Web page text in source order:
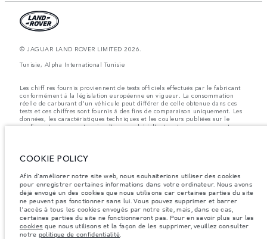
© JAGUAR LAND ROVER LIMITED 2026.
Tunisie, Alpha International Tunisie
Les chiff res fournis proviennent de tests officiels effectués par le fabricant
conformément å la législation européenne en vigueur. La consommation
réelle de carburant d'un véhicule peut différer de celle obtenue dans ces
tests et ces chiffres sont fournis å des fins de comparaison uniquement. Les
données, les caractéristiques techniques et les couleurs publiées sur le
configurateur peuvent varier d'un marché à l'autre et ne comprennent pas
Les poids indiqués correspondent à des spécifications de véhicule standard.
affecteront la charge utile. Assurez-vous que le poids total en charge du
véhicule, les charges maximales par essieu et la charge utile ne sont pas
dépassés lorsque vous chargez des accessoires, des occupants, des liquides
et des carburants.
Remarque importante sur les images et les spécifications. La pénurie
mondiale de semi-conducteurs affecte actuellement les spécifications de
construction des véhicules, la disponibilité des options et les délais de
construction. Cette situation s’avère très fluctuante, et par conséquent, les
COOKIE POLICY
Afin d'améliorer notre site web, nous souhaiterions utiliser des cookies
pour enregistrer certaines informations dans votre ordinateur. Nous avons
déjà envoyé un des cookies que nous utilisons car certaines parties du site
ne peuvent pas fonctionner sans lui. Vous pouvez supprimer et barrer
l'accès à tous les cookies envoyés par notre site, mais, dans ce cas,
certaines parties du site ne fonctionneront pas. Pour en savoir plus sur les
cookies que nous utilisons et la façon de les supprimer, veuillez consulter
notre politique de confidentialité.